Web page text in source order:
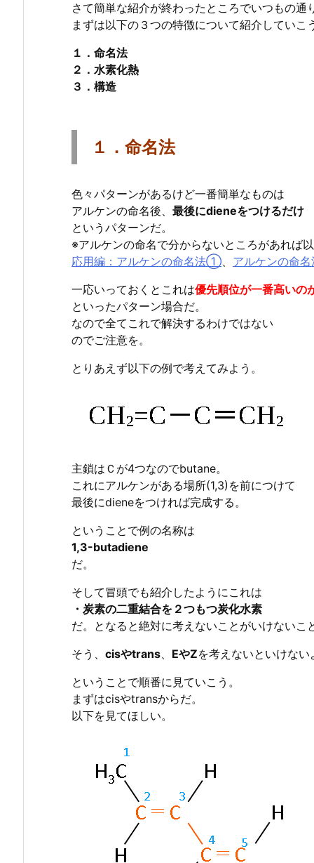
さて簡単な紹介が終わったところでいつもの通
まずは以下の３つの特徴について紹介していこ
１．命名法
２．水素化熱
３．構造
１．命名法
色々パターンがあるけど一番簡単なものは
アルケンの命名後、 最後にdieneをつけるだけ
というパターンだ。
※アルケンの命名で分からないところがあれば
応用編：アルケンの命名法①、 アルケンの命
一応いっておくとこれは優先順位が一番高いの
といったパターン場合だ。
なので全てこれで解決するわけではない
のでご注意を。
とりあえず以下の例で考えてみよう。
主鎖はＣが4つなのでbutane。
これにアルケンがある場所(1,3)を前につけて
最後にdieneをつければ完成する。
ということで例の名称は
1,3-butadiene
だ。
そして冒頭でも紹介したようにこれは
・炭素の二重結合を２つもつ炭化水素
だ。となると絶対に考えないことがいけないこ
そう、 cisやtrans、 EやZを考えないといけない
ということで順番に見ていこう。
まずはcisやtransからだ。
以下を見てほしい。